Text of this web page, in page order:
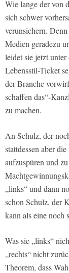
Wie lange der von
sich schwer
verunsichern.
Medien geradezu
leidet sie jetzt
Lebensstil-Ticket
der Branche
schaffen das“-
zu machen.
An Schulz, der
stattdessen aber
aufzuspüren und
„links“ und dann
schon Schulz, der
kann als eine noch
Was sie „links“
„rechts“ nicht
Theorem, dass